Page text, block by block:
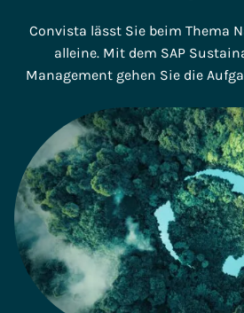
Convista lässt Sie beim Thema
alleine. Mit dem SAP
Management gehen Sie die